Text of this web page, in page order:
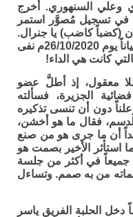
وعلي السنهوري. أخرج
في تسجيل مُصوَّر استمر
(كضباً كاضب) يا جنرال.
وكذلك أصدر السيد الصادق المهدي بياناً يوم 26/10/2020م نفى
كانت هي الداء!
معقول، إذ أطلَّ عضو
الجزيرة، فسألته
دون أن تنسى تذكيره
فقال ما هو أخشن،
أن ما جرى هو من صنع
استأثر الأخير بصمت هو
جميعاً في أكثر من جلسة
من به صمم. وتساءل
الحلبة الفريق ياسر